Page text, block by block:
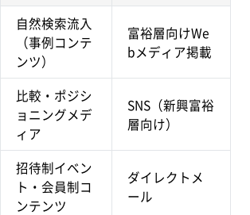
自然検索流入
（事例コンテ
ンツ）
富裕層向けWe
bメディア掲載
比較・ポジシ
ョニングメデ
ィア
SNS（新興富裕
層向け）
招待制イベン
ト・会員制コ
ンテンツ
ダイレクトメ
ール